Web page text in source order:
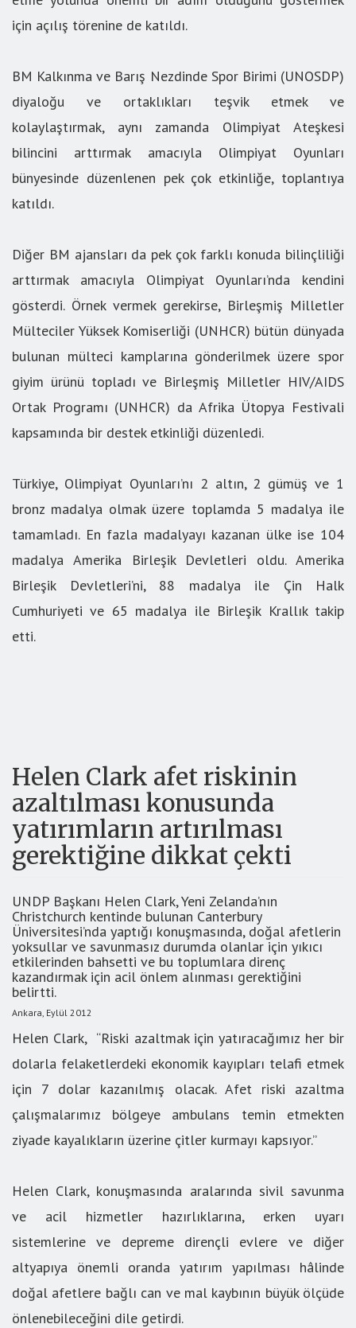
için açılış törenine de katıldı.
BM Kalkınma ve Barış Nezdinde Spor Birimi (UNOSDP)
diyaloğu ve ortaklıkları teşvik etmek ve
kolaylaştırmak, aynı zamanda Olimpiyat Ateşkesi
bilincini arttırmak amacıyla Olimpiyat Oyunları
bünyesinde düzenlenen pek çok etkinliğe, toplantıya
katıldı.
Diğer BM ajansları da pek çok farklı konuda bilinçliliği
arttırmak amacıyla Olimpiyat Oyunları’nda kendini
gösterdi. Örnek vermek gerekirse, Birleşmiş Milletler
Mülteciler Yüksek Komiserliği (UNHCR) bütün dünyada
bulunan mülteci kamplarına gönderilmek üzere spor
giyim ürünü topladı ve Birleşmiş Milletler HIV/AIDS
Ortak Programı (UNHCR) da Afrika Ütopya Festivali
kapsamında bir destek etkinliği düzenledi.
Türkiye, Olimpiyat Oyunları’nı 2 altın, 2 gümüş ve 1
bronz madalya olmak üzere toplamda 5 madalya ile
tamamladı. En fazla madalyayı kazanan ülke ise 104
madalya Amerika Birleşik Devletleri oldu. Amerika
Birleşik Devletleri’ni, 88 madalya ile Çin Halk
Cumhuriyeti ve 65 madalya ile Birleşik Krallık takip
etti.
Helen Clark afet riskinin
azaltılması konusunda
yatırımların artırılması
gerektiğine dikkat çekti
UNDP Başkanı Helen Clark, Yeni Zelanda’nın
Christchurch kentinde bulunan Canterbury
Üniversitesi’nda yaptığı konuşmasında, doğal afetlerin
yoksullar ve savunmasız durumda olanlar için yıkıcı
etkilerinden bahsetti ve bu toplumlara direnç
kazandırmak için acil önlem alınması gerektiğini
belirtti.
Ankara, Eylül 2012
Helen Clark, “Riski azaltmak için yatıracağımız her bir
dolarla felaketlerdeki ekonomik kayıpları telafi etmek
için 7 dolar kazanılmış olacak. Afet riski azaltma
çalışmalarımız bölgeye ambulans temin etmekten
ziyade kayalıkların üzerine çitler kurmayı kapsıyor.”
Helen Clark, konuşmasında aralarında sivil savunma
ve acil hizmetler hazırlıklarına, erken uyarı
sistemlerine ve depreme dirençli evlere ve diğer
altyapıya önemli oranda yatırım yapılması hâlinde
doğal afetlere bağlı can ve mal kaybının büyük ölçüde
önlenebileceğini dile getirdi.